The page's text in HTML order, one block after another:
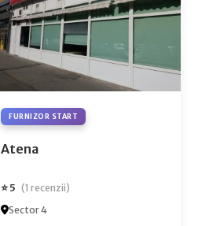
FURNIZOR START
Atena
⭐ 5 (1 recenzii)
Sector 4